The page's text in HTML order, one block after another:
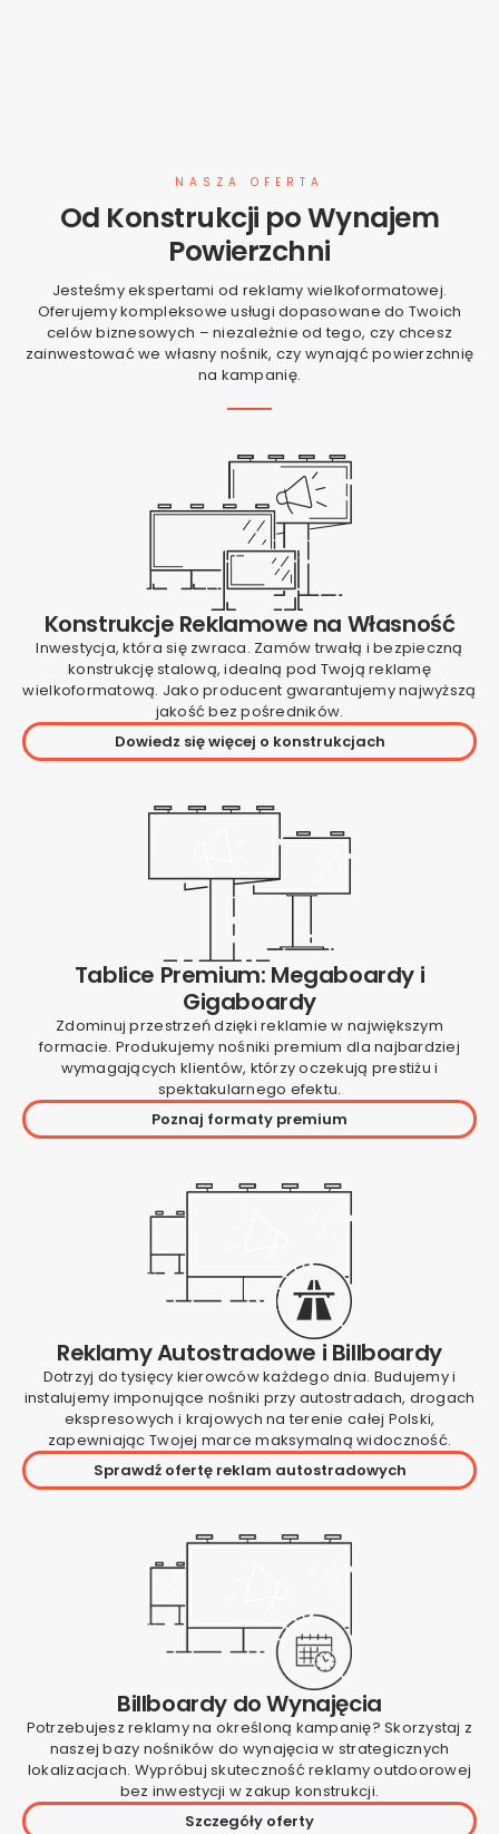
NASZA OFERTA
Od Konstrukcji po Wynajem
Powierzchni
Jesteśmy ekspertami od reklamy wielkoformatowej.
Oferujemy kompleksowe usługi dopasowane do Twoich
celów biznesowych – niezależnie od tego, czy chcesz
zainwestować we własny nośnik, czy wynająć powierzchnię
na kampanię.
Konstrukcje Reklamowe na Własność
Inwestycja, która się zwraca. Zamów trwałą i bezpieczną
konstrukcję stalową, idealną pod Twoją reklamę
wielkoformatową. Jako producent gwarantujemy najwyższą
jakość bez pośredników.
Dowiedz się więcej o konstrukcjach
Tablice Premium: Megaboardy i
Gigaboardy
Zdominuj przestrzeń dzięki reklamie w największym
formacie. Produkujemy nośniki premium dla najbardziej
wymagających klientów, którzy oczekują prestiżu i
spektakularnego efektu.
Poznaj formaty premium
Reklamy Autostradowe i Billboardy
Dotrzyj do tysięcy kierowców każdego dnia. Budujemy i
instalujemy imponujące nośniki przy autostradach, drogach
ekspresowych i krajowych na terenie całej Polski,
zapewniając Twojej marce maksymalną widoczność.
Sprawdź ofertę reklam autostradowych
Billboardy do Wynajęcia
Potrzebujesz reklamy na określoną kampanię? Skorzystaj z
naszej bazy nośników do wynajęcia w strategicznych
lokalizacjach. Wypróbuj skuteczność reklamy outdoorowej
bez inwestycji w zakup konstrukcji.
Szczegóły oferty